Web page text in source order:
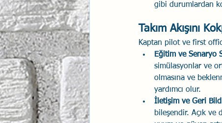
gibi durumlardan
Takım Akışını
Kaptan pilot ve first
Eğitim ve Senaryo
simülasyonlar ve
olmasına ve
yardımcı olur.
İletişim ve Geri
bileşendir. Açık